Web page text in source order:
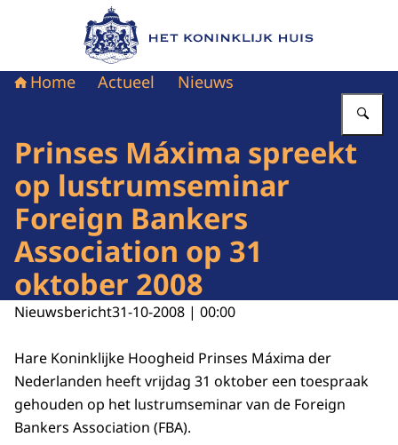
Naar de homepage van Het Koninklijk Huis
Home Actueel Nieuws
Prinses Máxima spreekt
op lustrumseminar
Foreign Bankers
Association op 31
oktober 2008
Nieuwsbericht31-10-2008 | 00:00
Hare Koninklijke Hoogheid Prinses Máxima der
Nederlanden heeft vrijdag 31 oktober een toespraak
gehouden op het lustrumseminar van de Foreign
Bankers Association (FBA).